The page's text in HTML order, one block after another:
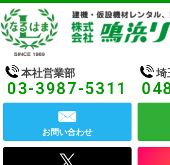
本社営業部
03-3987-5311
埼
お問い合わせ